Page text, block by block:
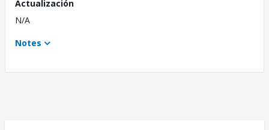
Actualización
N/A
Notes